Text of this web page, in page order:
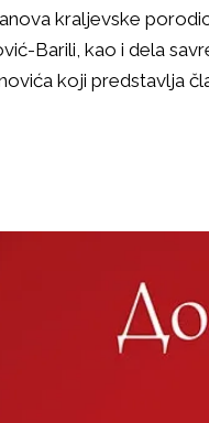
kraljevske
Barili, kao i dela
koji predstavlja